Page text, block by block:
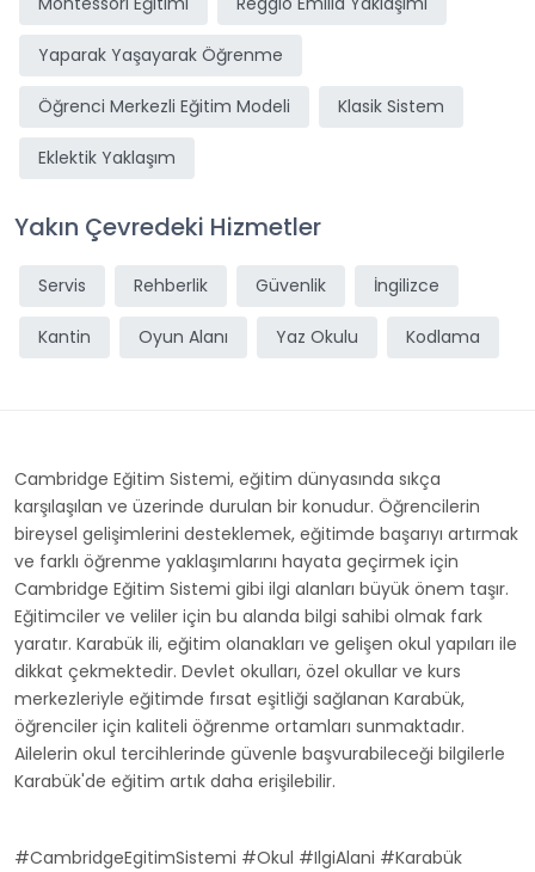
Yaparak Yaşayarak Öğrenme
Öğrenci Merkezli Eğitim Modeli Klasik Sistem
Eklektik Yaklaşım
Yakın Çevredeki Hizmetler
Servis Rehberlik Güvenlik İngilizce
Kantin Oyun Alanı Yaz Okulu Kodlama
Cambridge Eğitim Sistemi, eğitim dünyasında sıkça
karşılaşılan ve üzerinde durulan bir konudur. Öğrencilerin
bireysel gelişimlerini desteklemek, eğitimde başarıyı artırmak
ve farklı öğrenme yaklaşımlarını hayata geçirmek için
Cambridge Eğitim Sistemi gibi ilgi alanları büyük önem taşır.
Eğitimciler ve veliler için bu alanda bilgi sahibi olmak fark
yaratır. Karabük ili, eğitim olanakları ve gelişen okul yapıları ile
dikkat çekmektedir. Devlet okulları, özel okullar ve kurs
merkezleriyle eğitimde fırsat eşitliği sağlanan Karabük,
öğrenciler için kaliteli öğrenme ortamları sunmaktadır.
Ailelerin okul tercihlerinde güvenle başvurabileceği bilgilerle
Karabük'de eğitim artık daha erişilebilir.
#CambridgeEgitimSistemi #Okul #IlgiAlani #Karabük